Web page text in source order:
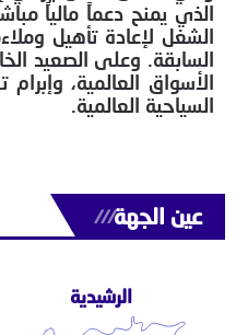
الذي يمنح دعماً مالياً
الشغل لإعادة تأهيل
السابقة. وعلى الصعيد
الأسواق العالمية،
السياحية العالمية.
عين الجهة///
الرشيدية